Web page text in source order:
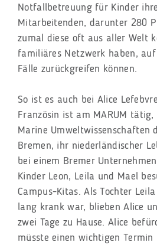
Notfallbetreuung für Kinder
Mitarbeitenden, darunter 280
zumal diese oft aus aller Welt
familiäres Netzwerk haben,
Fälle zurückgreifen können.
So ist es auch bei Alice
Französin ist am MARUM
Marine Umweltwissenschaften
Bremen, ihr niederländischer
bei einem Bremer
Kinder Leon, Leila und Mael
Campus-Kitas. Als Tochter
lang krank war, blieben Alice
zwei Tage zu Hause. Alice
müsste einen wichtigen